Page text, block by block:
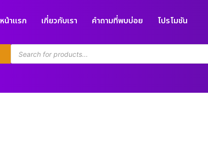
หน้าแรก เกี่ยวกับเรา คำถามที่พบบ่อย โปรโมชัน